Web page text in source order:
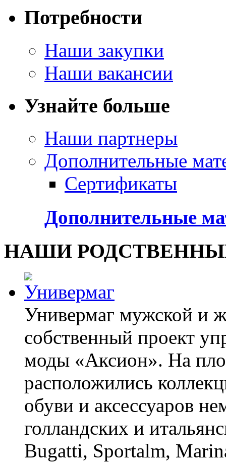
Потребности
Наши закупки
Наши вакансии
Узнайте больше
Наши партнеры
Дополнительные
Сертификаты
Дополнительные
НАШИ
Универмаг мужской и
собственный проект
моды «Аксион». На
расположились
обуви и аксессуаров
голландских и
Bugatti, Sportalm,